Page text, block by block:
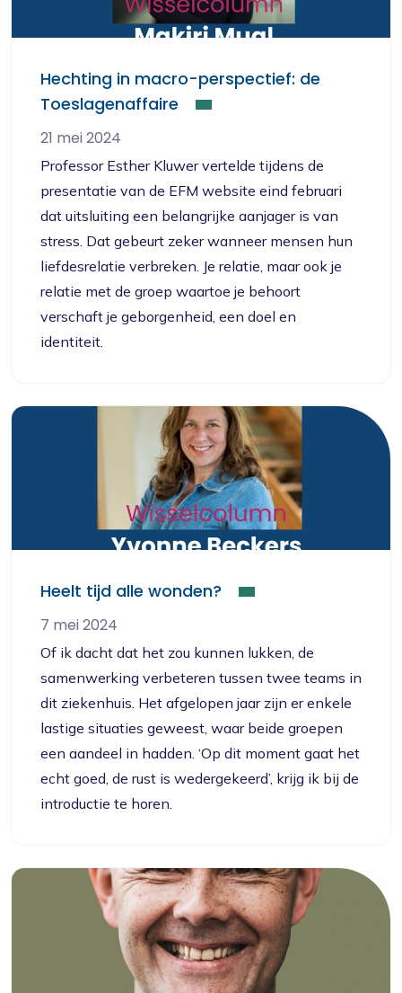
Hechting in macro-perspectief: de
Toeslagenaffaire
21 mei 2024
Professor Esther Kluwer vertelde tijdens de
presentatie van de EFM website eind februari
dat uitsluiting een belangrijke aanjager is van
stress. Dat gebeurt zeker wanneer mensen hun
liefdesrelatie verbreken. Je relatie, maar ook je
relatie met de groep waartoe je behoort
verschaft je geborgenheid, een doel en
identiteit.
Heelt tijd alle wonden?
7 mei 2024
Of ik dacht dat het zou kunnen lukken, de
samenwerking verbeteren tussen twee teams in
dit ziekenhuis. Het afgelopen jaar zijn er enkele
lastige situaties geweest, waar beide groepen
een aandeel in hadden. ‘Op dit moment gaat het
echt goed, de rust is wedergekeerd’, krijg ik bij de
introductie te horen.